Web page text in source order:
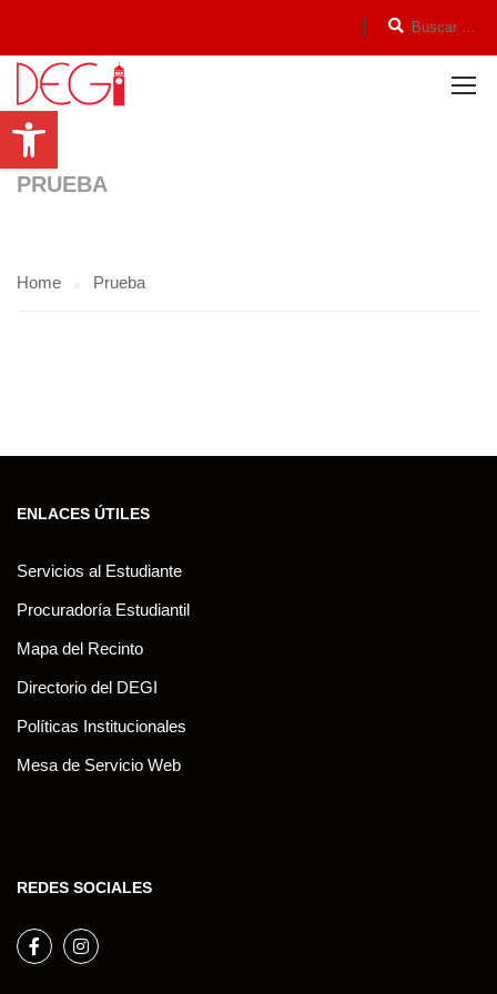
Open toolbar
PRUEBA
Home Prueba
ENLACES ÚTILES
Servicios al Estudiante
Procuradoría Estudiantil
Mapa del Recinto
Directorio del DEGI
Políticas Institucionales
Mesa de Servicio Web
REDES SOCIALES